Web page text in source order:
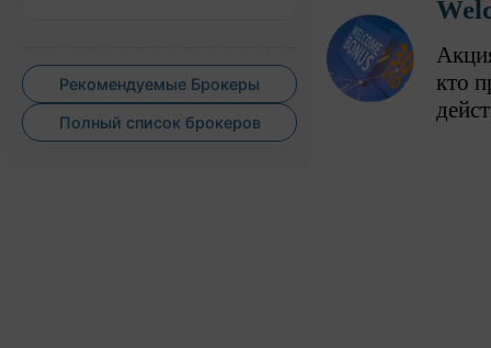
Рекомендуемые Брокеры
Полный список брокеров
кто